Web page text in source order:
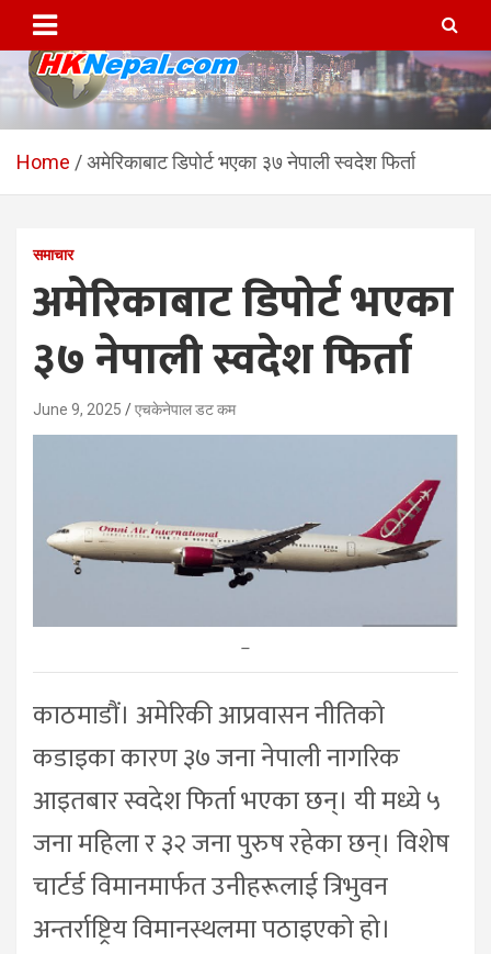
content
HKNepal.com – हङकङबाट
सञ्चालित पहिलो नेपाली अनलाईन
hknepal, hknepal.com, hk nepal, hk nepal com
Home अमेरिकाबाट डिपोर्ट भएका ३७ नेपाली स्वदेश फिर्ता
समाचार
अमेरिकाबाट डिपोर्ट भएका
३७ नेपाली स्वदेश फिर्ता
June 9, 2025 एचकेनेपाल डट कम
–
काठमाडौं। अमेरिकी आप्रवासन नीतिको
कडाइका कारण ३७ जना नेपाली नागरिक
आइतबार स्वदेश फिर्ता भएका छन्। यी मध्ये ५
जना महिला र ३२ जना पुरुष रहेका छन्। विशेष
चार्टर्ड विमानमार्फत उनीहरूलाई त्रिभुवन
अन्तर्राष्ट्रिय विमानस्थलमा पठाइएको हो।